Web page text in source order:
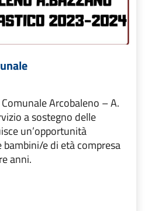
Arcobaleno – A.
a sostegno delle
un’opportunità
e di età compresa
anni.